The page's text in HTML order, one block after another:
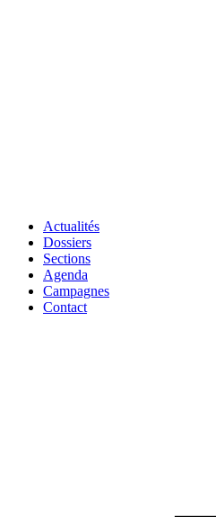
Actualités
Dossiers
Sections
Agenda
Campagnes
Contact